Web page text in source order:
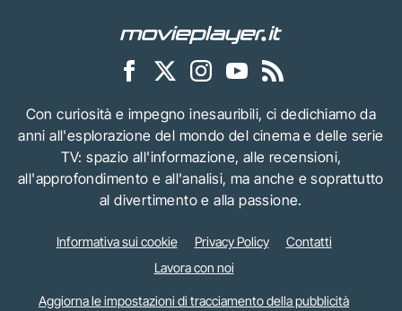
Con curiosità e impegno inesauribili, ci dedichiamo da
anni all'esplorazione del mondo del cinema e delle serie
TV: spazio all'informazione, alle recensioni,
all'approfondimento e all'analisi, ma anche e soprattutto
al divertimento e alla passione.
Informativa sui cookie Privacy Policy
Contatti
Lavora con noi
Aggiorna le impostazioni di tracciamento della pubblicità